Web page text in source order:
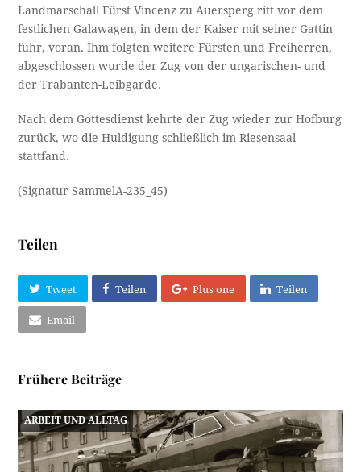
Landmarschall Fürst Vincenz zu Auersperg ritt vor dem
festlichen Galawagen, in dem der Kaiser mit seiner Gattin
fuhr, voran. Ihm folgten weitere Fürsten und Freiherren,
abgeschlossen wurde der Zug von der ungarischen- und
der Trabanten-Leibgarde.
Nach dem Gottesdienst kehrte der Zug wieder zur Hofburg
zurück, wo die Huldigung schließlich im Riesensaal
stattfand.
(Signatur SammelA-235_45)
Teilen
Tweet Teilen Plus one Teilen
Email
Frühere Beiträge
ARBEIT UND ALLTAG